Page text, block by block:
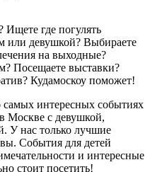
Ищете где погулять
или девушкой? Выбираете
на выходные?
Посещаете выставки?
Кудамоскоу поможет!
интересных событиях
Москве с девушкой,
У нас только лучшие
События для детей
и интересные
стоит посетить!